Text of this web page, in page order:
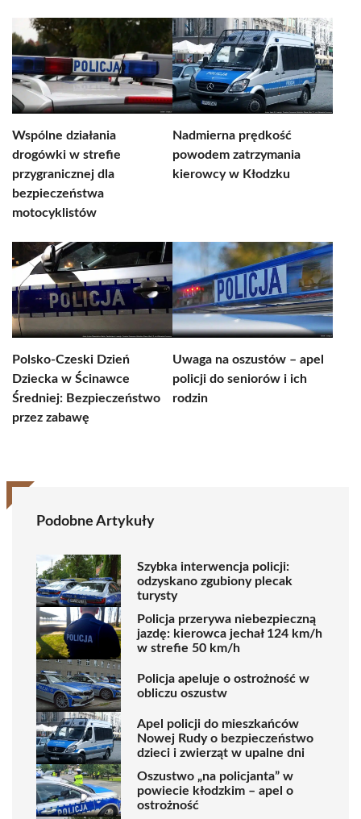
Wspólne działania
drogówki w strefie
przygranicznej dla
bezpieczeństwa
motocyklistów
Nadmierna prędkość
powodem zatrzymania
kierowcy w Kłodzku
Polsko-Czeski Dzień
Dziecka w Ścinawce
Średniej: Bezpieczeństwo
przez zabawę
Uwaga na oszustów – apel
policji do seniorów i ich
rodzin
Podobne Artykuły
Szybka interwencja policji:
odzyskano zgubiony plecak
turysty
Policja przerywa niebezpieczną
jazdę: kierowca jechał 124 km/h
w strefie 50 km/h
Policja apeluje o ostrożność w
obliczu oszustw
Apel policji do mieszkańców
Nowej Rudy o bezpieczeństwo
dzieci i zwierząt w upalne dni
Oszustwo „na policjanta” w
powiecie kłodzkim – apel o
ostrożność